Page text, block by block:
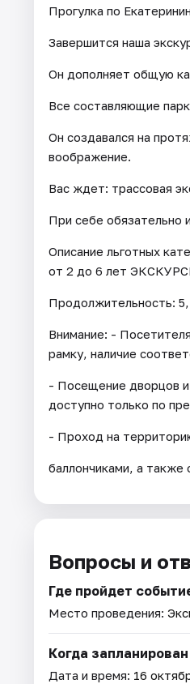
Прогулка по
Завершится наша
Он дополняет общую
Все составляющие
Он создавался на
воображение.
Вас ждет: трассовая
При себе обязательно
Описание льготных
от 2 до 6 лет
Продолжительность:
Внимание: -
рамку, наличие
- Посещение дворцов и
доступно только по
- Проход на
баллончиками, а также
Вопросы и
Где пройдет
Место проведения:
Когда
Дата и время: 16